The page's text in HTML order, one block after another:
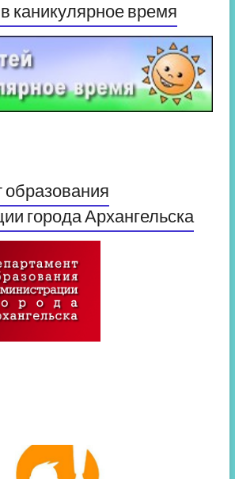
каникулярное время
города Архангельска